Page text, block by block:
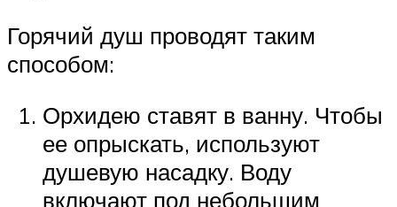
Горячий душ проводят таким
способом:
Орхидею ставят в ванну. Чтобы
ее опрыскать, используют
душевую насадку. Воду
включают под небольшим